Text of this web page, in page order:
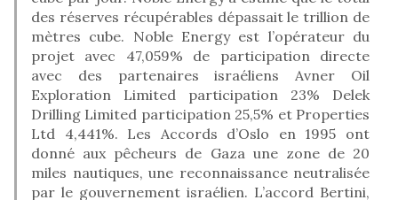
des réserves récupérables dépassait le trillion de
mètres cube. Noble Energy est l’opérateur du
projet avec 47,059% de participation directe
avec des partenaires israéliens Avner Oil
Exploration Limited participation 23% Delek
Drilling Limited participation 25,5% et Properties
Ltd 4,441%. Les Accords d’Oslo en 1995 ont
donné aux pêcheurs de Gaza une zone de 20
miles nautiques, une reconnaissance neutralisée
par le gouvernement israélien. L’accord Bertini,